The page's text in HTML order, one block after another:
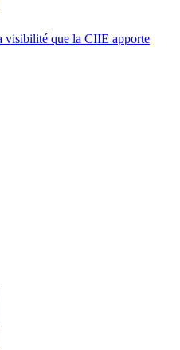
visibilité que la CIIE apporte